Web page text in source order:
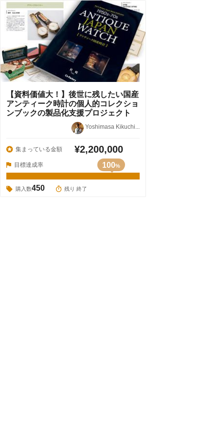
【資料価値大！】後世に残したい国産
アンティーク時計の個人的コレクショ
ンブックの製品化支援プロジェクト
Yoshimasa Kikuchi...
集まっている金額 ¥2,200,000
目標達成率 100%
購入数450 残り 終了